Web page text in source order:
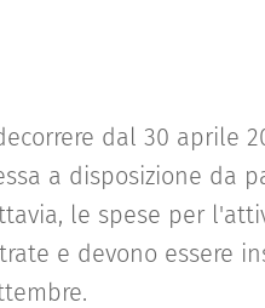
dal 30 aprile
a disposizione da
le spese per
e devono essere